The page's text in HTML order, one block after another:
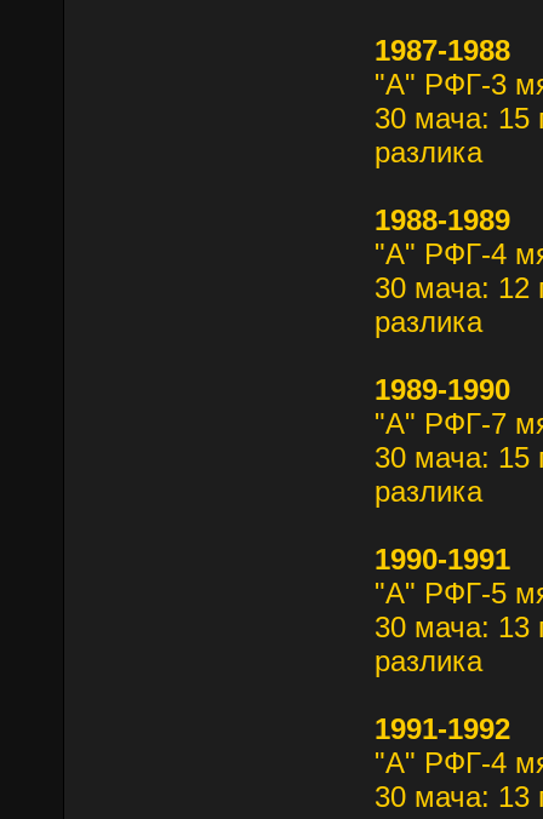
1987-1988
"А" РФГ-3
30 мача: 15
разлика
1988-1989
"А" РФГ-4
30 мача: 12
разлика
1989-1990
"А" РФГ-7
30 мача: 15
разлика
1990-1991
"А" РФГ-5
30 мача: 13
разлика
1991-1992
"А" РФГ-4
30 мача: 13